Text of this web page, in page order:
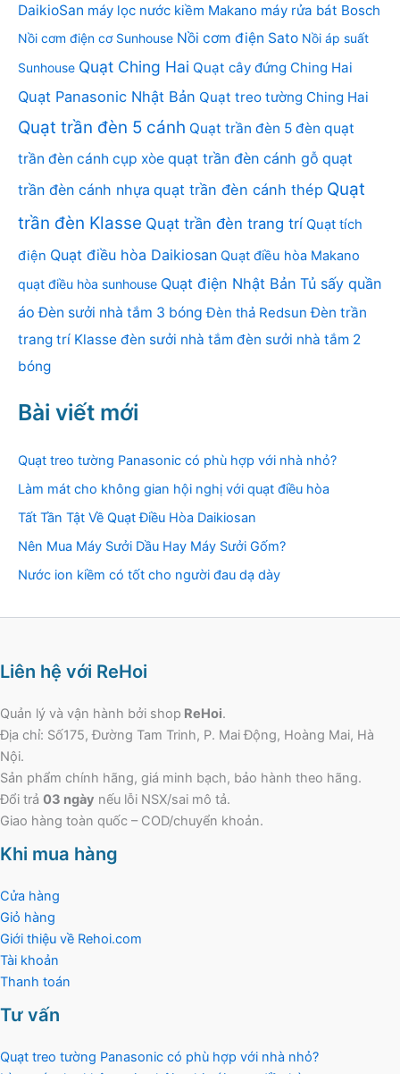
DaikioSan máy lọc nước kiềm Makano máy rửa bát Bosch
Nồi cơm điện cơ Sunhouse Nồi cơm điện Sato Nồi áp suất
Sunhouse Quạt Ching Hai Quạt cây đứng Ching Hai
Quạt Panasonic Nhật Bản Quạt treo tường Ching Hai
Quạt trần đèn 5 cánh Quạt trần đèn 5 đèn quạt
trần đèn cánh cụp xòe quạt trần đèn cánh gỗ quạt
trần đèn cánh nhựa quạt trần đèn cánh thép Quạt
trần đèn Klasse Quạt trần đèn trang trí Quạt tích
điện Quạt điều hòa Daikiosan Quạt điều hòa Makano
quạt điều hòa sunhouse Quạt điện Nhật Bản Tủ sấy quần
áo Đèn sưởi nhà tắm 3 bóng Đèn thả Redsun Đèn trần
trang trí Klasse đèn sưởi nhà tắm đèn sưởi nhà tắm 2
bóng
Bài viết mới
Quạt treo tường Panasonic có phù hợp với nhà nhỏ?
Làm mát cho không gian hội nghị với quạt điều hòa
Tất Tần Tật Về Quạt Điều Hòa Daikiosan
Nên Mua Máy Sưởi Dầu Hay Máy Sưởi Gốm?
Nước ion kiềm có tốt cho người đau dạ dày
Liên hệ với ReHoi
Quản lý và vận hành bởi shop ReHoi.
Địa chỉ: Số175, Đường Tam Trinh, P. Mai Động, Hoàng Mai, Hà
Nội.
Sản phẩm chính hãng, giá minh bạch, bảo hành theo hãng.
Đổi trả 03 ngày nếu lỗi NSX/sai mô tả.
Giao hàng toàn quốc – COD/chuyển khoản.
Khi mua hàng
Cửa hàng
Giỏ hàng
Giới thiệu về Rehoi.com
Tài khoản
Thanh toán
Tư vấn
Quạt treo tường Panasonic có phù hợp với nhà nhỏ?